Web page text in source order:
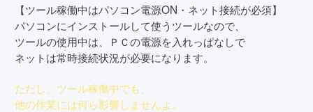
【ツール稼働中はパソコン電源ON・ネット接続が必須】
パソコンにインストールして使うツールなので、
ツールの使用中は、ＰＣの電源を入れっぱなしで
ネットは常時接続状況が必要になります。
ただし、ツール稼働中でも、
他の作業には何ら影響しませんよ。